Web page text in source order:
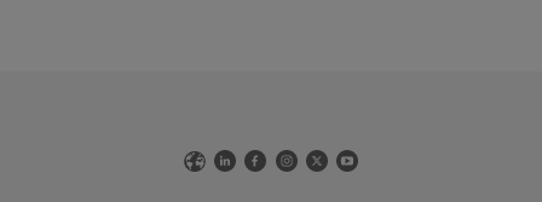
WebLinkedIn
Facebook
Instagram
X YouTube